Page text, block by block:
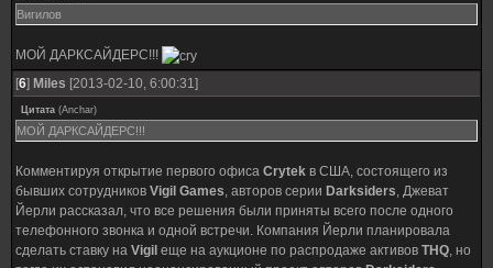
Вигилов
МОЙ ДАРКСАЙДЕРС!!!
[6] Miles [2013-02-10, 6:00:31]
Цитата (Anchar)
МОЙ ДАРКСАЙДЕРС!!!
Комментируя открытие первого офиса Crytek в США, состоящего из
бывших сотрудников Vigil Games, авторов серии Darksiders, Джеват
Йерли рассказал, что все решения были приняты всего после одного
телефонного звонка и одной встречи. Компания Йерли планировала
сделать ставку на Vigil еще на аукционе по распродаже активов THQ, но